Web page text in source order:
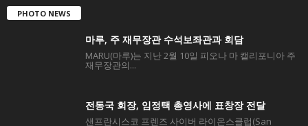
PHOTO NEWS
마루, 주 재무장관 수석보좌관과 회담
MARU(마루)는 지난 2월 10일 피오나 마 캘리포니아 주
재무장관의...
전동국 회장, 임정택 총영사에 표창장 전달
샌프란시스코 프렌즈 사이버 라이온스클럽(San